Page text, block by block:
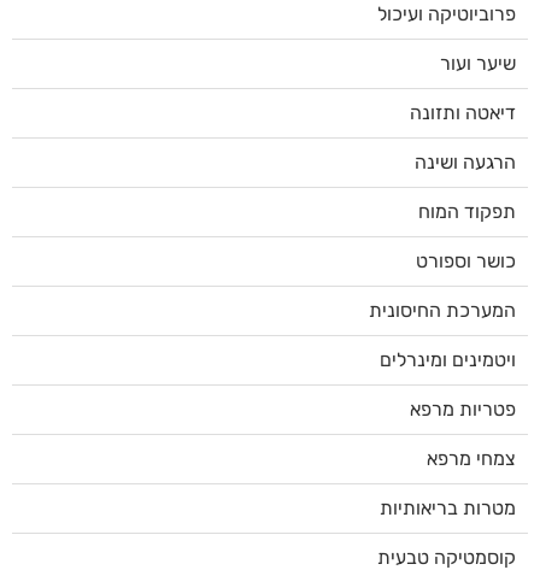
פרוביוטיקה ועיכול
שיער ועור
דיאטה ותזונה
הרגעה ושינה
תפקוד המוח
כושר וספורט
המערכת החיסונית
ויטמינים ומינרלים
פטריות מרפא
צמחי מרפא
מטרות בריאותיות
קוסמטיקה טבעית